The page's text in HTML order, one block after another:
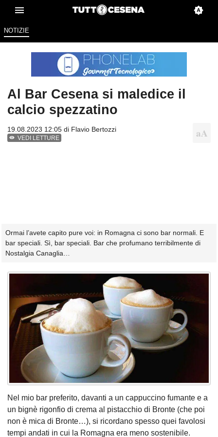
NOTIZIE
Al Bar Cesena si maledice il
calcio spezzatino
19.08.2023 12:05 di Flavio Bertozzi
VEDI LETTURE
Ormai l’avete capito pure voi: in Romagna ci sono bar normali. E
bar speciali. Sì, bar speciali. Bar che profumano terribilmente di
Nostalgia Canaglia…
Nel mio bar preferito, davanti a un cappuccino fumante e a
un bignè rigonfio di crema al pistacchio di Bronte (che poi
non è mica di Bronte…), si ricordano spesso quei favolosi
tempi andati in cui la Romagna era meno sostenibile.